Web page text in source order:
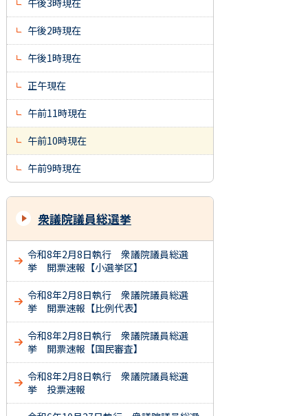
午後3時現在
午後2時現在
午後1時現在
正午現在
午前11時現在
午前10時現在
午前9時現在
衆議院議員総選挙
令和8年2月8日執行 衆議院議員総選
挙 開票速報【小選挙区】
令和8年2月8日執行 衆議院議員総選
挙 開票速報【比例代表】
令和8年2月8日執行 衆議院議員総選
挙 開票速報【国民審査】
令和8年2月8日執行 衆議院議員総選
挙 投票速報